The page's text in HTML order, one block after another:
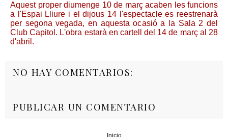
Aquest proper diumenge 10 de març acaben les funcions
a l'Espai Lliure i el dijous 14 l'espectacle es reestrenarà
per segona vegada, en aquesta ocasió a la Sala 2 del
Club Capitol. L'obra estarà en cartell del 14 de març al 28
d'abril.
NO HAY COMENTARIOS:
PUBLICAR UN COMENTARIO
Inicio